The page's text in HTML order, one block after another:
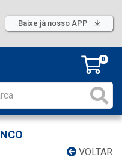
Baixe já nosso APP
0
VOLTAR